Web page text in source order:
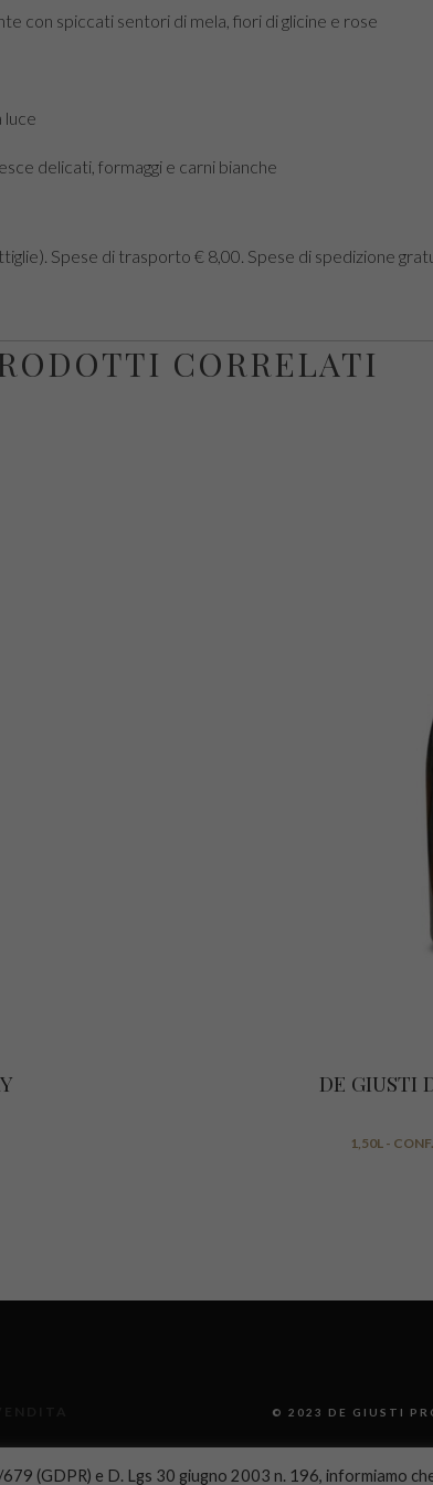
con spiccati sentori di mela, fiori di glicine e rose
luce
delicati, formaggi e carni bianche
Spese di trasporto € 8,00. Spese di spedizione
CORRELATI
DE GIUSTI
1,50L -
© 2023 DE GIUSTI
(GDPR) e D. Lgs 30 giugno 2003 n. 196, informiamo